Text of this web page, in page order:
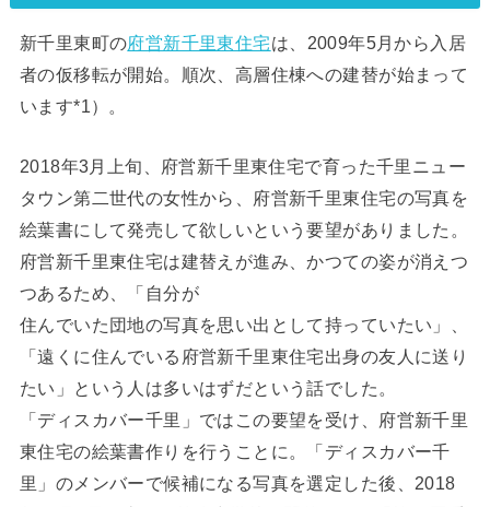
新千里東町の府営新千里東住宅は、2009年5月から入居
者の仮移転が開始。順次、高層住棟への建替が始まって
います*1）。
2018年3月上旬、府営新千里東住宅で育った千里ニュー
タウン第二世代の女性から、府営新千里東住宅の写真を
絵葉書にして発売して欲しいという要望がありました。
府営新千里東住宅は建替えが進み、かつての姿が消えつ
つあるため、「自分が
住んでいた団地の写真を思い出として持っていたい」、
「遠くに住んでいる府営新千里東住宅出身の友人に送り
たい」という人は多いはずだという話でした。
「ディスカバー千里」ではこの要望を受け、府営新千里
東住宅の絵葉書作りを行うことに。「ディスカバー千
里」のメンバーで候補になる写真を選定した後、2018